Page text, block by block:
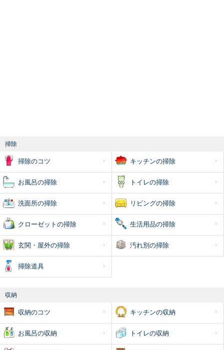
掃除
掃除のコツ キッチンの掃除
お風呂の掃除 トイレの掃除
洗面所の掃除 リビングの掃除
クローゼットの掃除 生活用品の掃除
玄関・屋外の掃除 汚れ別の掃除
掃除道具
収納
収納のコツ キッチンの収納
お風呂の収納 トイレの収納